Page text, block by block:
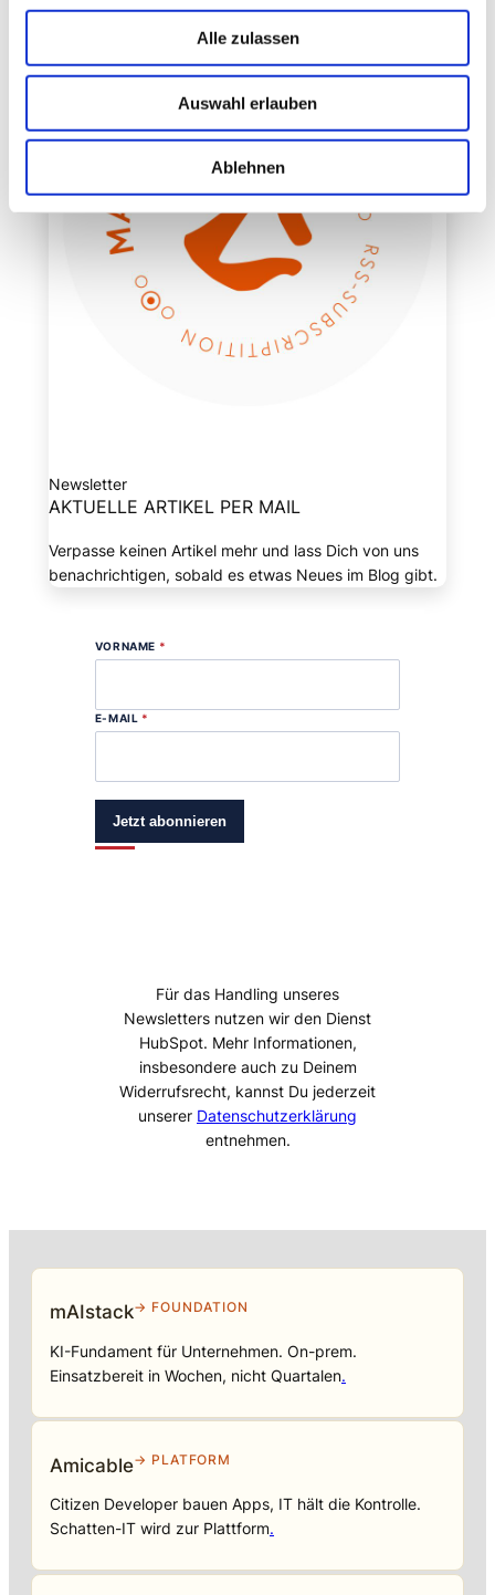
Alle zulassen
Auswahl erlauben
Ablehnen
Newsletter
AKTUELLE ARTIKEL PER MAIL
Verpasse keinen Artikel mehr und lass Dich von uns
benachrichtigen, sobald es etwas Neues im Blog gibt.
VORNAME *
E-MAIL *
Jetzt abonnieren
Für das Handling unseres
Newsletters nutzen wir den Dienst
HubSpot. Mehr Informationen,
insbesondere auch zu Deinem
Widerrufsrecht, kannst Du jederzeit
unserer Datenschutzerklärung
entnehmen.
mAIstack→ FOUNDATION
KI-Fundament für Unternehmen. On-prem.
Einsatzbereit in Wochen, nicht Quartalen.
Amicable→ PLATFORM
Citizen Developer bauen Apps, IT hält die Kontrolle.
Schatten-IT wird zur Plattform.